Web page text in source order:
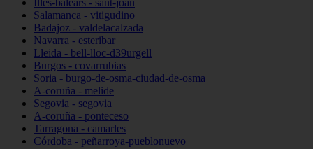
Illes-balears - sant-joan
Salamanca - vitigudino
Badajoz - valdelacalzada
Navarra - esteribar
Lleida - bell-lloc-d39urgell
Burgos - covarrubias
Soria - burgo-de-osma-ciudad-de-osma
A-coruña - melide
Segovia - segovia
A-coruña - ponteceso
Tarragona - camarles
Córdoba - peñarroya-pueblonuevo